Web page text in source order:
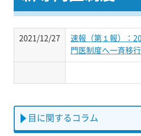
2021/12/27
速報（第１報）：
門医制度へ一斉移行
目に関するコラム